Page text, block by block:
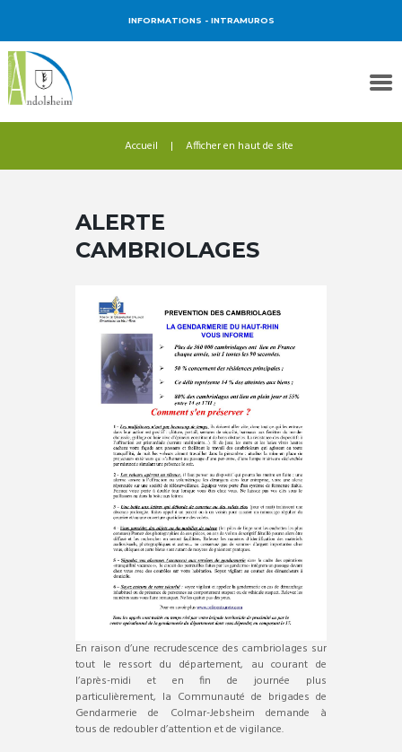
INFORMATIONS - INTRAMUROS
Accueil Afficher en haut de site
ALERTE
CAMBRIOLAGES
En raison d’une recrudescence des cambriolages sur
tout le ressort du département, au courant de
l’après-midi et en fin de journée plus
particulièrement, la Communauté de brigades de
Gendarmerie de Colmar-Jebsheim demande à
tous de redoubler d’attention et de vigilance.